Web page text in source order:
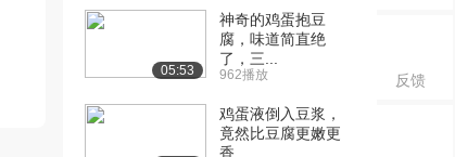
反馈
05:53
神奇的鸡蛋抱豆
腐，味道简直绝
了，三...
962播放
鸡蛋液倒入豆浆，
竟然比豆腐更嫩更
香...